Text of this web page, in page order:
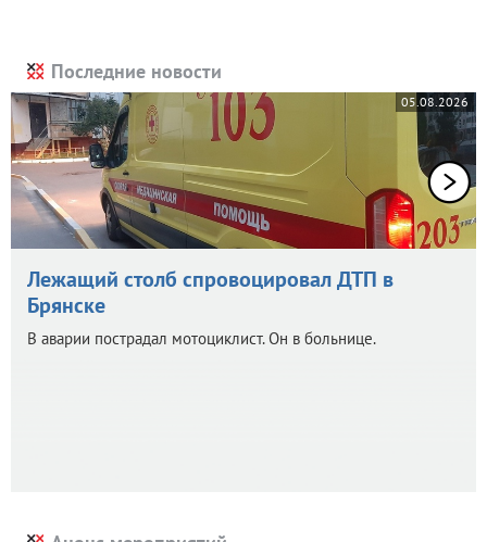
Последние новости
05.08.2026
Лежащий столб спровоцировал ДТП в
Брянске
В аварии пострадал мотоциклист. Он в больнице.